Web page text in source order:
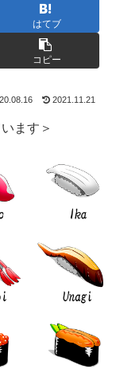
はてブ
コピー
2021.11.21
ます＞